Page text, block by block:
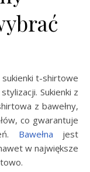
sukienki t-shirtowe
Sukienki z
z bawełny,
co gwarantuje
Bawełna jest
w największe